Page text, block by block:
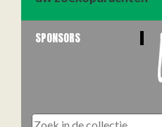
SPONSORS